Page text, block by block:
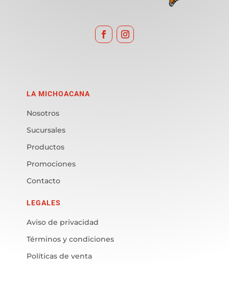
LA MICHOACANA
Nosotros
Sucursales
Productos
Promociones
Contacto
LEGALES
Aviso de privacidad
Términos y condiciones
Políticas de venta